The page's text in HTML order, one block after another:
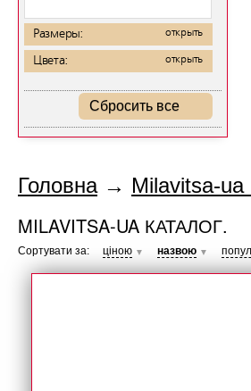
Размеры: открыть
Цвета: открыть
Сбросить все
Головна→ Milavitsa-ua
MILAVITSA-UA КАТАЛОГ.
Сортувати за: ціною ▼ назвою ▼